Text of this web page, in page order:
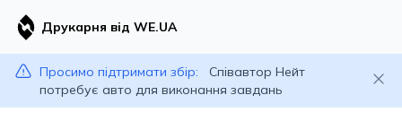
Друкарня від WE.UA
Просимо підтримати збір:
Співавтор Нейт
потребує авто для виконання завдань